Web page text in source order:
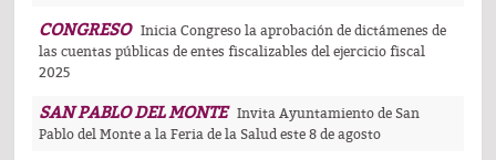
CONGRESO
Inicia Congreso la aprobación de dictámenes de
las cuentas públicas de entes fiscalizables del ejercicio fiscal
2025
SAN PABLO DEL MONTE
Invita Ayuntamiento de San
Pablo del Monte a la Feria de la Salud este 8 de agosto